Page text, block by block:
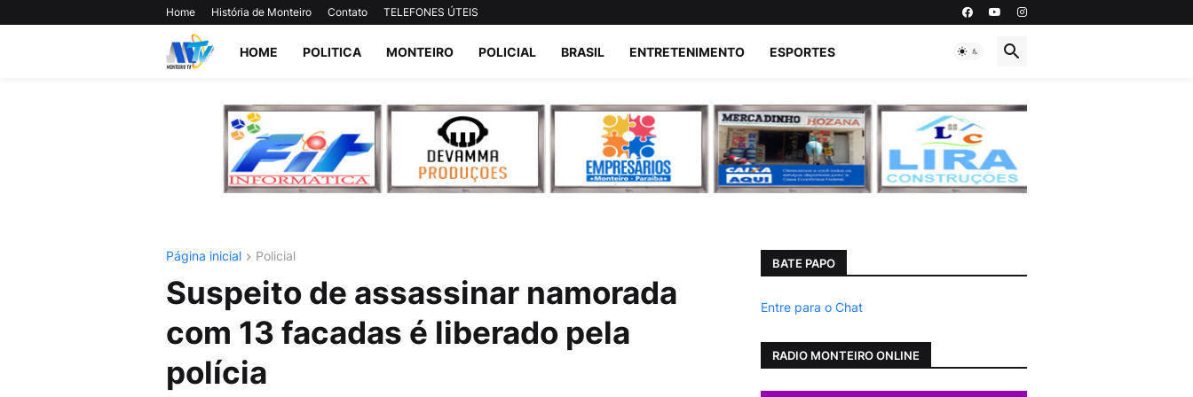
Home História de Monteiro Contato TELEFONES ÚTEIS
HOME POLITICA MONTEIRO POLICIAL BRASIL ENTRETENIMENTO ESPORTES
Página inicial Policial
Suspeito de assassinar namorada
com 13 facadas é liberado pela
polícia
BATE PAPO
Entre para o Chat
RADIO MONTEIRO ONLINE